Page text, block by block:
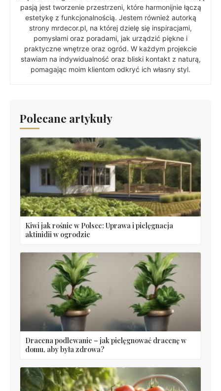
pasją jest tworzenie przestrzeni, które harmonijnie łączą
estetykę z funkcjonalnością. Jestem również autorką
strony mrdecor.pl, na której dzielę się inspiracjami,
pomysłami oraz poradami, jak urządzić piękne i
praktyczne wnętrze oraz ogród. W każdym projekcie
stawiam na indywidualność oraz bliski kontakt z naturą,
pomagając moim klientom odkryć ich własny styl.
Polecane artykuły
Kiwi jak rośnie w Polsce: Uprawa i pielęgnacja
aktinidii w ogrodzie
Dracena podlewanie – jak pielęgnować dracenę w
domu, aby była zdrowa?